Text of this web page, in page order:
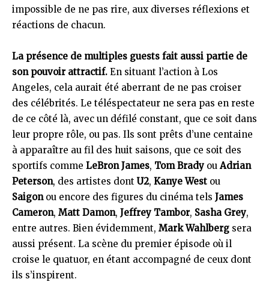
impossible de ne pas rire, aux diverses réflexions et
réactions de chacun.
La présence de multiples guests fait aussi partie de
son pouvoir attractif. En situant l’action à Los
Angeles, cela aurait été aberrant de ne pas croiser
des célébrités. Le téléspectateur ne sera pas en reste
de ce côté là, avec un défilé constant, que ce soit dans
leur propre rôle, ou pas. Ils sont prêts d’une centaine
à apparaître au fil des huit saisons, que ce soit des
sportifs comme LeBron James, Tom Brady ouAdrian
Peterson, des artistes dont U2, Kanye West ou
Saigonou encore des figures du cinéma tels James
Cameron, Matt Damon, Jeffrey Tambor, Sasha Grey,
entre autres. Bien évidemment, Mark Wahlberg sera
aussi présent. La scène du premier épisode où il
croise le quatuor, en étant accompagné de ceux dont
ils s’inspirent.